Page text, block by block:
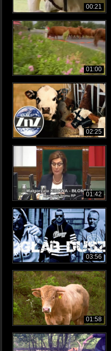
00:21
01:00
02:25
01:42
03:56
01:58